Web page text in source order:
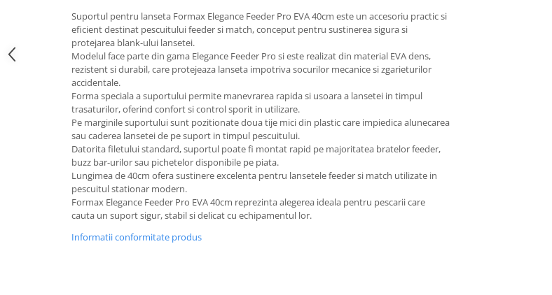
Suportul pentru lanseta Formax Elegance Feeder Pro EVA 40cm este un accesoriu practic si
eficient destinat pescuitului feeder si match, conceput pentru sustinerea sigura si
protejarea blank-ului lansetei.
Modelul face parte din gama Elegance Feeder Pro si este realizat din material EVA dens,
rezistent si durabil, care protejeaza lanseta impotriva socurilor mecanice si zgarieturilor
accidentale.
Forma speciala a suportului permite manevrarea rapida si usoara a lansetei in timpul
trasaturilor, oferind confort si control sporit in utilizare.
Pe marginile suportului sunt pozitionate doua tije mici din plastic care impiedica alunecarea
sau caderea lansetei de pe suport in timpul pescuitului.
Datorita filetului standard, suportul poate fi montat rapid pe majoritatea bratelor feeder,
buzz bar-urilor sau pichetelor disponibile pe piata.
Lungimea de 40cm ofera sustinere excelenta pentru lansetele feeder si match utilizate in
pescuitul stationar modern.
Formax Elegance Feeder Pro EVA 40cm reprezinta alegerea ideala pentru pescarii care
cauta un suport sigur, stabil si delicat cu echipamentul lor.
Informatii conformitate produs